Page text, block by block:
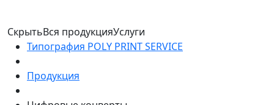
СкрытьВся продукцияУслуги
Типография POLY PRINT SERVICE
Продукция